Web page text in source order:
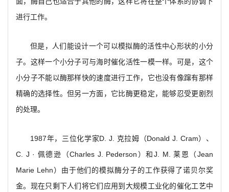
进行工作。
但是，人们能设计一个可以模拟酶的活性中心形状的小分
子。这样一个小分子可与海时催化活性一模一样。可是，这个
小分子不能以酶那样快的速度进行工作，它也没有像蹿有那样
精确的选择性。但另一方面，它比酶更稳定，能够忍受更剧烈
的处理。
1987年，三位化学家D. J. 克拉姆（Donald J. Cram）、
C. J · 佩德逊（Charles J. Pederson）和J. M. 莱恩（Jean
Marie Lehn）由于他们的模拟酶分子的工作获得了诺贝尔奖
金。现在只剩下人们将它们应用到大规模工业化的催化工艺中